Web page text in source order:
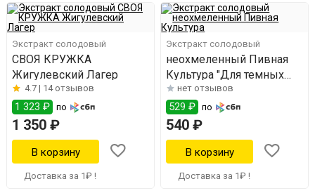
Экстракт солодовый
СВОЯ КРУЖКА
Жигулевский Лагер
4.7 | 14 отзывов
1 323 ₽ по
1 350 ₽
Доставка за 1₽ !
Экстракт солодовый
неохмеленный Пивная
Культура "Для темных
сортов"
нет отзывов
529 ₽ по
540 ₽
Доставка за 1₽ !